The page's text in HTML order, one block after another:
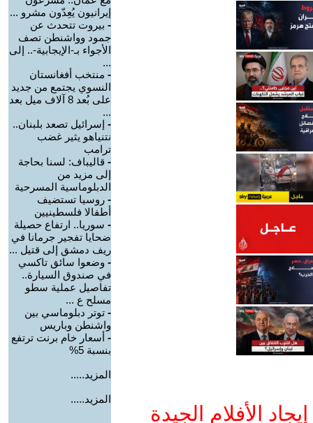
الأفلام الجيدة
إيرانيون يُعِدّون مشرو ...
- بيروت تتحدث عن
جمود وواشنطن تصف
الأجواء بـ-الإيجابية-.. إلى
...
- منتخب أفغانستان
النسوي يجتمع من جديد
على بُعد 8 آلاف ميل بعد
...
- إسرائيل تصعد بلبنان..
نتنياهو يثير غضب
ترامب
- قاليباف: لسنا بحاجة
إلى مزيد من
الدبلوماسية المسرحية
- روسيا تستضيف
أطفالا فلسطينيين
- سوريا.. ارتفاع حصيلة
ضحايا تفجير جرمانا في
ريف دمشق إلى قتيل ...
- وضعوا سائق تاكسي
في صندوق السيارة..
تفاصيل عملية سطو
مسلح ع ...
- توتر دبلوماسي بين
واشنطن وباريس
- أسعار خام برنت ترتفع
بنسبة 5%
المزيد.....
المزيد.....